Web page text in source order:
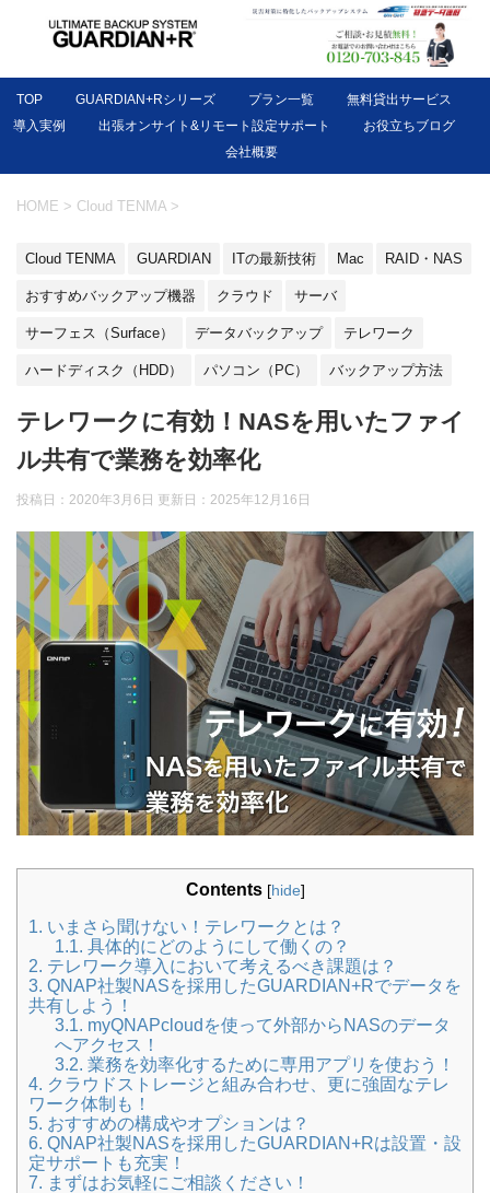
TOP GUARDIAN+Rシリーズ プラン一覧
無料貸出サービス
導入実例
出張オンサイト&リモート設定サポート
お役立ちブログ
会社概要
HOME > Cloud TENMA >
Cloud TENMA GUARDIAN ITの最新技術 Mac RAID・NAS
おすすめバックアップ機器 クラウド サーバ
サーフェス（Surface） データバックアップ テレワーク
ハードディスク（HDD） パソコン（PC） バックアップ方法
テレワークに有効！NASを用いたファイ
ル共有で業務を効率化
投稿日：2020年3月6日 更新日： 2025年12月16日
Contents [hide]
1. いまさら聞けない！テレワークとは？
1.1. 具体的にどのようにして働くの？
2. テレワーク導入において考えるべき課題は？
3. QNAP社製NASを採用したGUARDIAN+Rでデータを
共有しよう！
3.1. myQNAPcloudを使って外部からNASのデータ
へアクセス！
3.2. 業務を効率化するために専用アプリを使おう！
4. クラウドストレージと組み合わせ、更に強固なテレ
ワーク体制も！
5. おすすめの構成やオプションは？
6. QNAP社製NASを採用したGUARDIAN+Rは設置・設
定サポートも充実！
7. まずはお気軽にご相談ください！